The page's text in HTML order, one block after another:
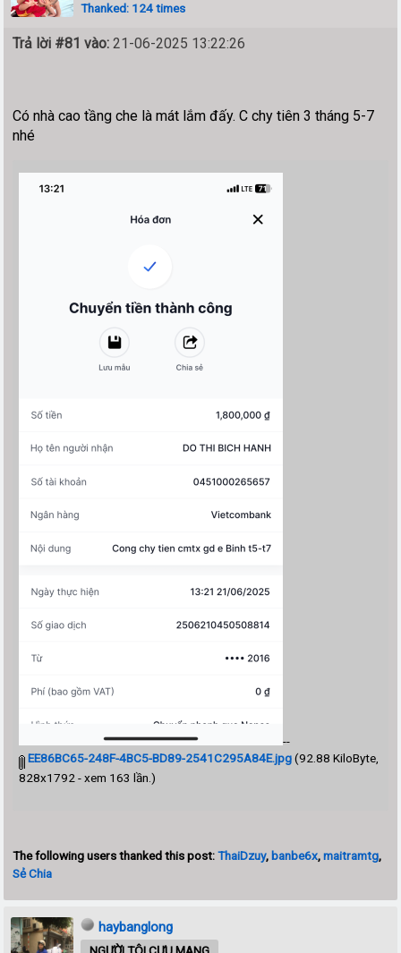
Thanked: 124 times
Trả lời #81 vào: 21-06-2025 13:22:26
Có nhà cao tầng che là mát lắm đấy. C chy tiên 3 tháng 5-7
nhé
--
EE86BC65-248F-4BC5-BD89-2541C295A84E.jpg(92.88 KiloByte,
828x1792 - xem 163 lần.)
The following users thanked this post:ThaiDzuy, banbe6x,maitramtg,
Sẻ Chia
haybanglong